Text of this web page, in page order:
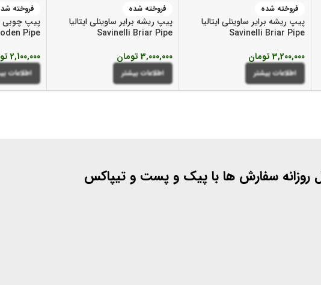
فروخته شده
پیپ ریشه برایر ساوینلی ایتالیا
Savinelli Briar Pipe
3,200,000 تومان
اطلاعات بیشتر
فروخته شده
پیپ ریشه برایر ساوینلی ایتالیا
Savinelli Briar Pipe
3,000,000 تومان
اطلاعات بیشتر
فروخته
Pipe
2,100,000
اطلاعات
روزانه سفارش ها با پیک و پست و تیپاکس